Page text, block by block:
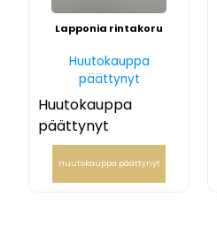
Lapponia rintakoru
Huutokauppa
päättynyt
Huutokauppa
päättynyt
Huutokauppa päättynyt